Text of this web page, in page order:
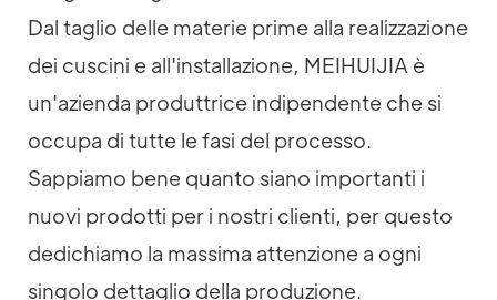
Dal taglio delle materie prime alla realizzazione
dei cuscini e all'installazione, MEIHUIJIA è
un'azienda produttrice indipendente che si
occupa di tutte le fasi del processo.
Sappiamo bene quanto siano importanti i
nuovi prodotti per i nostri clienti, per questo
dedichiamo la massima attenzione a ogni
singolo dettaglio della produzione.